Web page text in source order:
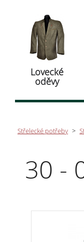
Lovecké
oděvy
Střelecké potřeby >
30 -